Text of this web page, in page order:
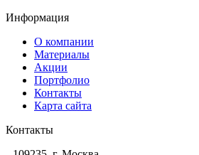
Информация
О компании
Материалы
Акции
Портфолио
Контакты
Карта сайта
Контакты